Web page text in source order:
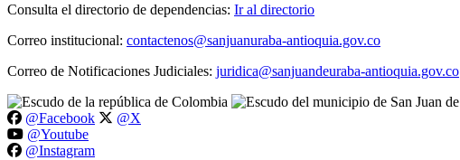
Consulta el directorio de dependencias: Ir al directorio
Correo institucional: contactenos@sanjuanuraba-antioquia.gov.co
Correo de Notificaciones Judiciales: juridica@sanjuandeuraba-antioquia.gov.co
@Facebook
@X
@Youtube
@Instagram